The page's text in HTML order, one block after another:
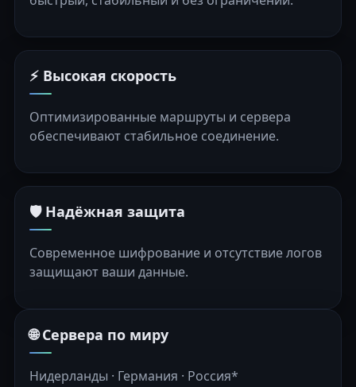
⚡ Высокая скорость
Оптимизированные маршруты и сервера
обеспечивают стабильное соединение.
🛡️ Надёжная защита
Современное шифрование и отсутствие логов
защищают ваши данные.
🌐 Сервера по миру
Нидерланды · Германия · Россия*